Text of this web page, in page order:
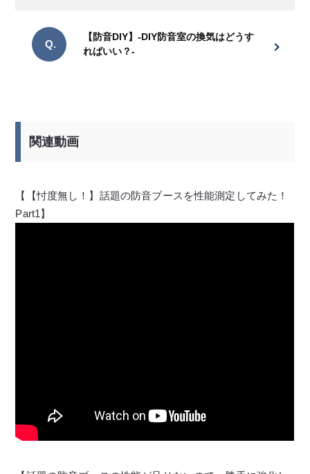
Q.
【防音DIY】-DIY防音室の換気はどうす
ればいい？-
関連動画
【【忖度無し！】話題の防音ブースを性能測定してみた！
Part1】